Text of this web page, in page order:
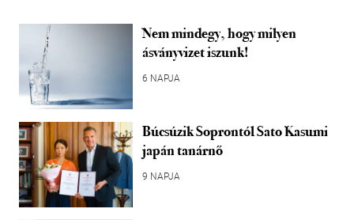
Nem mindegy, hogy milyen
ásványvizet iszunk!
6 NAPJA
Búcsúzik Soprontól Sato Kasumi
japán tanárnő
9 NAPJA